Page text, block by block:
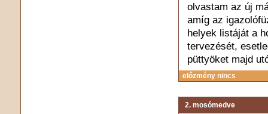
olvastam az új
amíg az
helyek listáját a
tervezését,
püttyöket majd
előzmény nincs
2. mosómedve